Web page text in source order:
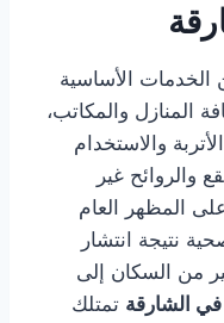
الأساسية
المنازل والمكاتب،
والاستخدام
والروائح غير
المظهر العام
نتيجة انتشار
من السكان إلى
الشارقة تمتلك